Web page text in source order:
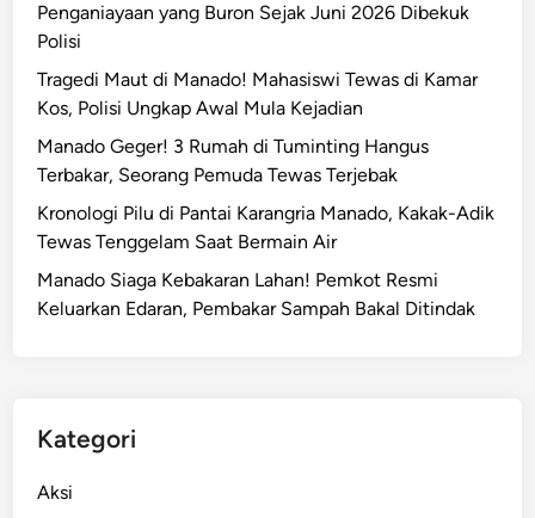
Penganiayaan yang Buron Sejak Juni 2026 Dibekuk
Polisi
Tragedi Maut di Manado! Mahasiswi Tewas di Kamar
Kos, Polisi Ungkap Awal Mula Kejadian
Manado Geger! 3 Rumah di Tuminting Hangus
Terbakar, Seorang Pemuda Tewas Terjebak
Kronologi Pilu di Pantai Karangria Manado, Kakak-Adik
Tewas Tenggelam Saat Bermain Air
Manado Siaga Kebakaran Lahan! Pemkot Resmi
Keluarkan Edaran, Pembakar Sampah Bakal Ditindak
Kategori
Aksi